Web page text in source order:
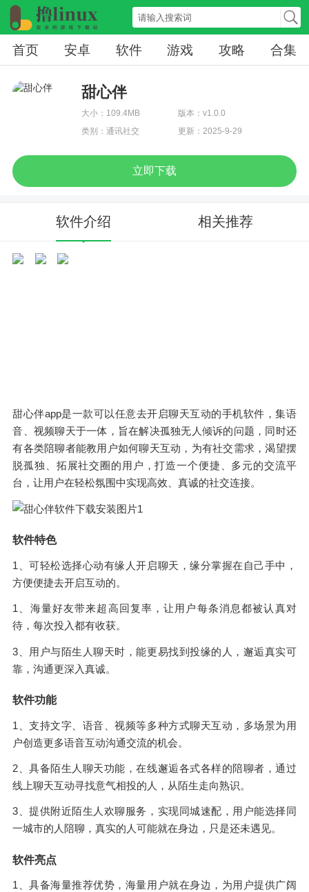
首页 安卓 软件 游戏 攻略 合集
甜心伴
大小：109.4MB
版本：v1.0.0
类别：通讯社交
更新：2025-9-29
立即下载
软件介绍 相关推荐
甜心伴app是一款可以任意去开启聊天互动的手机软件，集语
音、视频聊天于一体，旨在解决孤独无人倾诉的问题，同时还
有各类陪聊者能教用户如何聊天互动，为有社交需求，渴望摆
脱孤独、拓展社交圈的用户，打造一个便捷、多元的交流平
台，让用户在轻松氛围中实现高效、真诚的社交连接。
软件特色
1、可轻松选择心动有缘人开启聊天，缘分掌握在自己手中，
方便便捷去开启互动的。
1、海量好友带来超高回复率，让用户每条消息都被认真对
待，每次投入都有收获。
3、用户与陌生人聊天时，能更易找到投缘的人，邂逅真实可
靠，沟通更深入真诚。
软件功能
1、支持文字、语音、视频等多种方式聊天互动，多场景为用
户创造更多语音互动沟通交流的机会。
2、具备陌生人聊天功能，在线邂逅各式各样的陪聊者，通过
线上聊天互动寻找意气相投的人，从陌生走向熟识。
3、提供附近陌生人欢聊服务，实现同城速配，用户能选择同
一城市的人陪聊，真实的人可能就在身边，只是还未遇见。
软件亮点
1、具备海量推荐优势，海量用户就在身边，为用户提供广阔